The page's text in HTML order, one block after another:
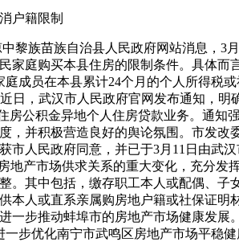
户籍限制
黎族苗族自治县人民政府网站消息，
庭购买本县住房的限制条件。具体
成员在本县累计24个月的个人所得税
日，武汉市人民政府官网发布通知，
公积金异地个人住房贷款业务。通
并积极营造良好的舆论氛围。市发
人民政府同意，并已于3月11日由武
地产市场供求关系的重大变化，充分
。其中包括，缴存职工本人或配偶、
本人或直系亲属购房地户籍或社保证
步推动蚌埠市的房地产市场健康发
步优化南宁市武鸣区房地产市场平稳